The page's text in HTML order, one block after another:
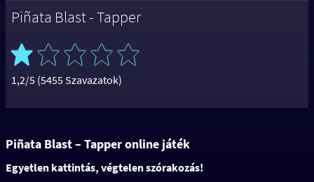
Piñata Blast - Tapper
1,2/5 (5455 Szavazatok)
Piñata Blast – Tapper online játék
Egyetlen kattintás, végtelen szórakozás!